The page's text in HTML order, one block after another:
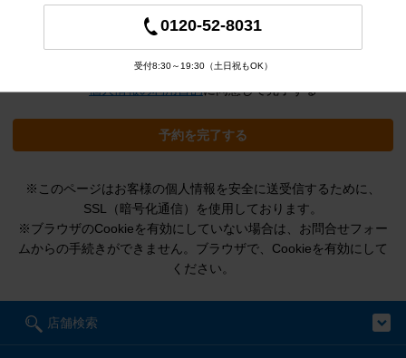
※クリックすると追加の項目が表示され
0120-52-8031
受付8:30～19:30（土日祝もOK）
個人情報の利用目的に同意して完了する
予約を完了する
※このページはお客様の個人情報を安全に送受信するために、
SSL（暗号化通信）を使用しております。
※ブラウザのCookieを有効にしていない場合は、お問合せフォー
ムからの手続きができません。ブラウザで、Cookieを有効にして
ください。
店舗検索